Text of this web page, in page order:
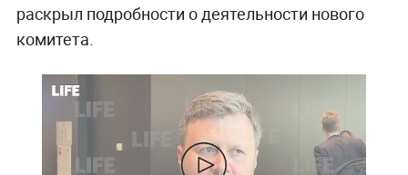
раскрыл подробности о деятельности нового
комитета.